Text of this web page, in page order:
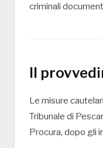
criminali
Il
Le misure
Tribunale di
Procura, dopo gli